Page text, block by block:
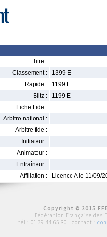
Titre :
Classement :
1399 E
Rapide :
1199 E
Blitz :
1199 E
Fiche Fide :
Arbitre national :
Arbitre fide :
Initiateur :
Animateur :
Entraîneur :
Affiliation :
Licence A le 11/09/
Copyright © 2015
Fédération Française des
tél : 01 39 44 65 80 | contact :